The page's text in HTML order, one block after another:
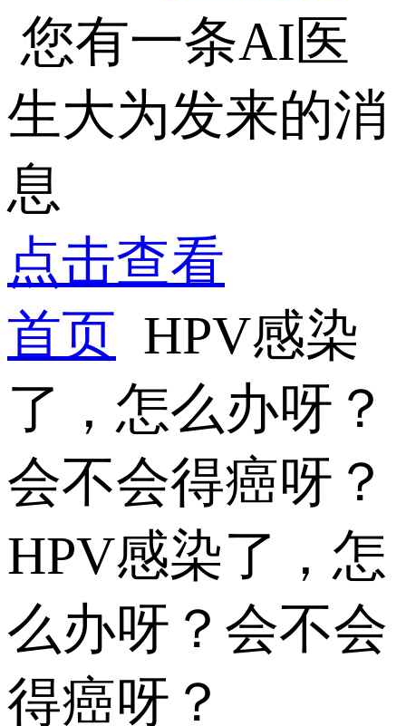
您有一条AI医
生大为发来的消
息
点击查看
首页 HPV感染
了，怎么办呀？
会不会得癌呀？
HPV感染了，怎
么办呀？会不会
得癌呀？